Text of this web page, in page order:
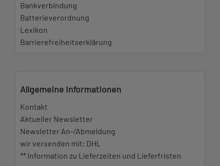
Bankverbindung
Batterieverordnung
Lexikon
Barrierefreiheitserklärung
Allgemeine Informationen
Kontakt
Aktueller Newsletter
Newsletter An-/Abmeldung
wir versenden mit: DHL
** Information zu Lieferzeiten und Lieferfristen